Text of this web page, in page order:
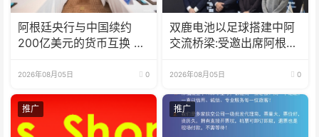
阿根廷央行与中国续约
200亿美元的货币互换 有
2026年08月05日 0
双鹿电池以足球搭建中阿
交流桥梁:受邀出席阿根廷
2026年08月05日 0
推广 推广